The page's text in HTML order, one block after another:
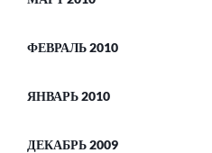
ФЕВРАЛЬ 2010
ЯНВАРЬ 2010
ДЕКАБРЬ 2009